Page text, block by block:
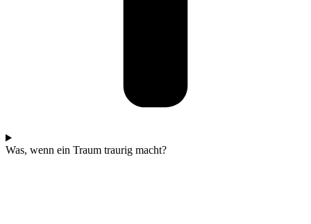
Was, wenn ein Traum traurig macht?